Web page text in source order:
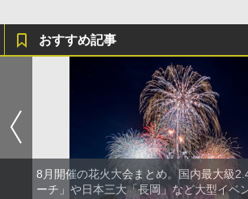
おすすめ記事
8月開催の花火大会まとめ。国内最大級
ーチ」や日本三大「長岡」など大型イベ